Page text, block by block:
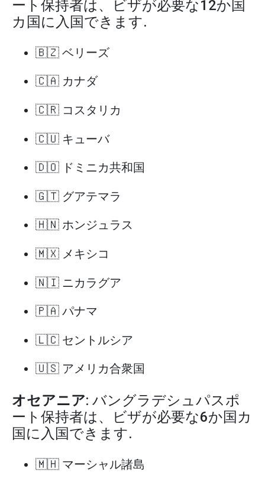
ート保持者は、ビザが必要な12か国
カ国に入国できます.
🇧🇿 ベリーズ
🇨🇦 カナダ
🇨🇷 コスタリカ
🇨🇺 キューバ
🇩🇴 ドミニカ共和国
🇬🇹 グアテマラ
🇭🇳 ホンジュラス
🇲🇽 メキシコ
🇳🇮 ニカラグア
🇵🇦 パナマ
🇱🇨 セントルシア
🇺🇸 アメリカ合衆国
オセアニア: バングラデシュパスポ
ート保持者は、ビザが必要な6か国カ
国に入国できます.
🇲🇭 マーシャル諸島